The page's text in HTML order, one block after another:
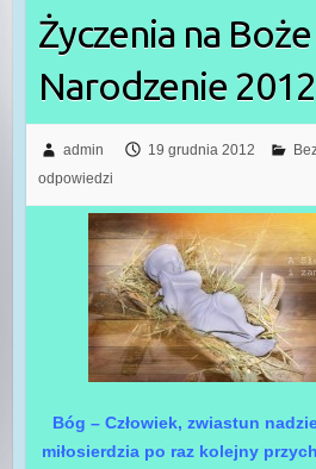
Życzenia na Boże
Narodzenie 2012
admin 19 grudnia 2012
odpowiedzi
Bóg – Człowiek, zwiastun
miłosierdzia po raz kolejny